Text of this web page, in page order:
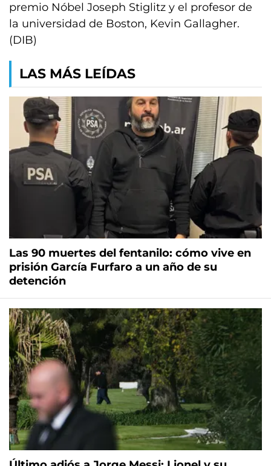
premio Nóbel Joseph Stiglitz y el profesor de
la universidad de Boston, Kevin Gallagher.
(DIB)
LAS MÁS LEÍDAS
Las 90 muertes del fentanilo: cómo vive en
prisión García Furfaro a un año de su
detención